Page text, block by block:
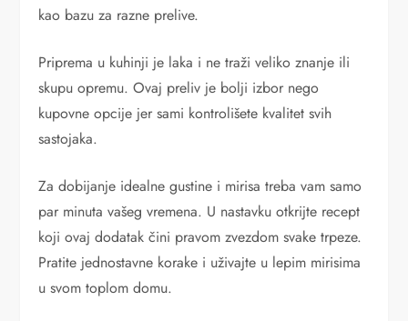
kao bazu za razne prelive.
Priprema u kuhinji je laka i ne traži veliko znanje ili
skupu opremu. Ovaj preliv je bolji izbor nego
kupovne opcije jer sami kontrolišete kvalitet svih
sastojaka.
Za dobijanje idealne gustine i mirisa treba vam samo
par minuta vašeg vremena. U nastavku otkrijte recept
koji ovaj dodatak čini pravom zvezdom svake trpeze.
Pratite jednostavne korake i uživajte u lepim mirisima
u svom toplom domu.